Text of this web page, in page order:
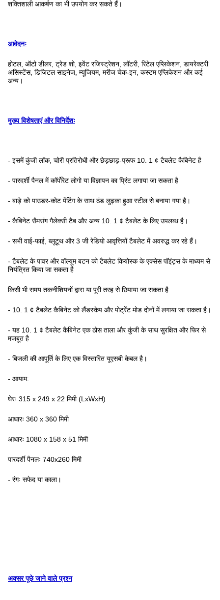
शक्तिशाली आकर्षण का भी उपयोग कर सकते हैं।
आवेदनः
होटल, ऑटो डीलर, ट्रेड शो, इवेंट रजिस्ट्रेशन, लॉटरी, रिटेल एप्लिकेशन, डायरेक्टरी
असिस्टेंस, डिजिटल साइनेज, म्यूजियम, मरीज चेक-इन, कस्टम एप्लिकेशन और कई
अन्य।
मुख्य विशेषताएं और विनिर्देशः
- इसमें कुंजी लॉक, चोरी प्रतिरोधी और छेड़छाड़-प्रूफ 10. 1 ¢ टैबलेट कैबिनेट है
- पारदर्शी पैनल में कॉर्पोरेट लोगो या विज्ञापन का प्रिंट लगाया जा सकता है
- बाड़े को पाउडर-कोट पेंटिंग के साथ ठंड लुढ़का हुआ स्टील से बनाया गया है।
- कैबिनेट सैमसंग गैलेक्सी टैब और अन्य 10. 1 ¢ टैबलेट के लिए उपलब्ध है।
- सभी वाई-फाई, ब्लूटूथ और 3 जी रेडियो आवृत्तियों टैबलेट में अवरुद्ध कर रहे हैं।
- टैबलेट के पावर और वॉल्यूम बटन को टैबलेट कियोस्क के एक्सेस पॉइंट्स के माध्यम से
नियंत्रित किया जा सकता है
किसी भी समय तकनीशियनों द्वारा या पूरी तरह से छिपाया जा सकता है
- 10. 1 ¢ टैबलेट कैबिनेट को लैंडस्केप और पोर्ट्रेट मोड दोनों में लगाया जा सकता है।
- यह 10. 1 ¢ टैबलेट कैबिनेट एक ठोस ताला और कुंजी के साथ सुरक्षित और फिर से
मजबूत है
- बिजली की आपूर्ति के लिए एक विस्तारित यूएसबी केबल है।
- आयाम:
घेरः 315 x 249 x 22 मिमी (LxWxH)
आधारः 360 x 360 मिमी
आधारः 1080 x 158 x 51 मिमी
पारदर्शी पैनलः 740x260 मिमी
- रंगः सफेद या काला।
अक्सर पूछे जाने वाले प्रश्न